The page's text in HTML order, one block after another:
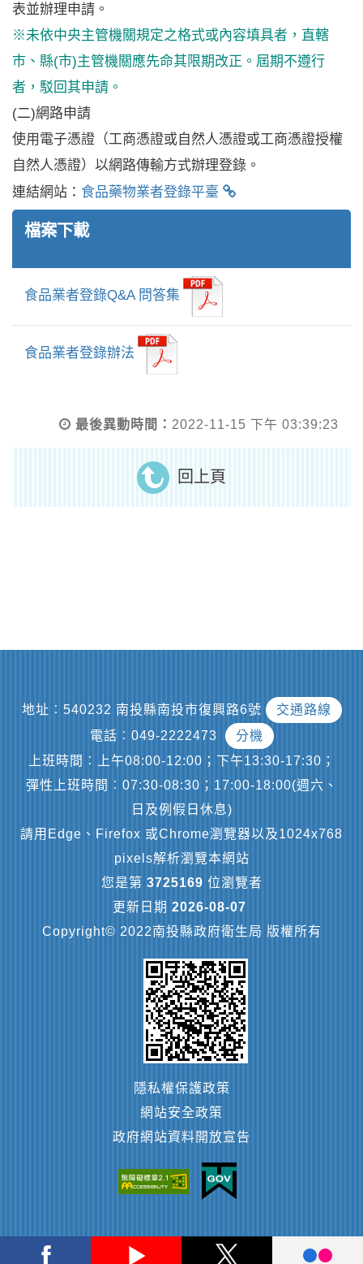
表並辦理申請。
※未依中央主管機關規定之格式或內容填具者，直轄
市、縣(市)主管機關應先命其限期改正。屆期不遵行
者，駁回其申請。
(二)網路申請
使用電子憑證（工商憑證或自然人憑證或工商憑證授權
自然人憑證）以網路傳輸方式辦理登錄。
連結網站： 食品藥物業者登錄平臺
檔案下載
食品業者登錄Q&A 問答集
食品業者登錄辦法
最後異動時間： 2022-11-15 下午 03:39:23
回上頁
地址︰540232 南投縣南投市復興路6號
交通路線
電話︰049-2222473
分機
上班時間︰上午08:00-12:00；下午13:30-17:30；
彈性上班時間︰07:30-08:30；17:00-18:00(週六、
日及例假日休息)
請用Edge、Firefox 或Chrome瀏覽器以及1024x768
pixels解析瀏覽本網站
您是第 3725169 位瀏覽者
更新日期 2026-08-07
Copyright© 2022南投縣政府衛生局 版權所有
隱私權保護政策
網站安全政策
政府網站資料開放宣告
Facebook Youtube